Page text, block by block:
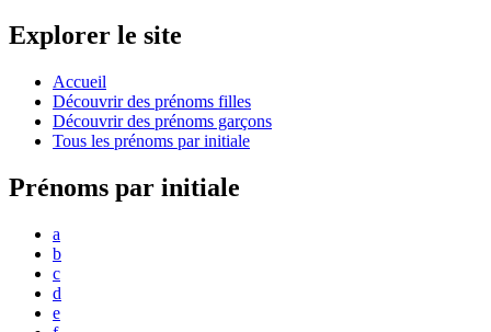
Explorer le site
Accueil
Découvrir des prénoms filles
Découvrir des prénoms garçons
Tous les prénoms par initiale
Prénoms par initiale
a
b
c
d
e